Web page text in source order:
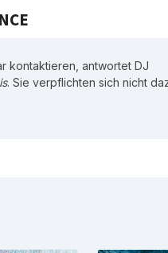
kontaktieren, antwortet DJ
. Sie verpflichten sich nicht